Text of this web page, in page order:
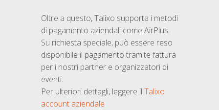
Oltre a questo, Talixo supporta i metodi
di pagamento aziendali come AirPlus.
Su richiesta speciale, può essere reso
disponibile il pagamento tramite fattura
per i nostri partner e organizzatori di
eventi.
Per ulteriori dettagli, leggere il Talixo
account aziendale